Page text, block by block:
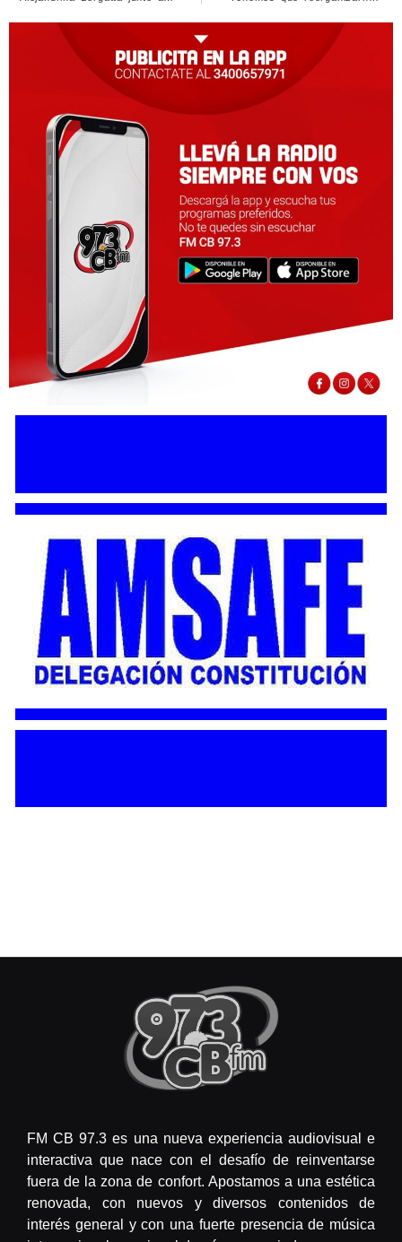
FM CB 97.3 es una nueva experiencia audiovisual e
interactiva que nace con el desafío de reinventarse
fuera de la zona de confort. Apostamos a una estética
renovada, con nuevos y diversos contenidos de
interés general y con una fuerte presencia de música